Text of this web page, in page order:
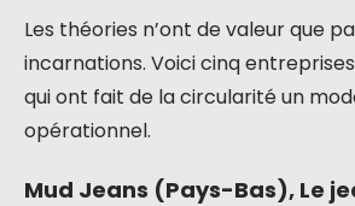
Les théories n’ont de valeur que
incarnations. Voici cinq
qui ont fait de la circularité un
opérationnel.
Mud Jeans (Pays-Bas), Le